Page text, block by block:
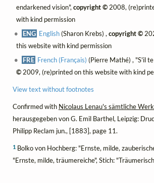
endarkened vision", copyright ©2008,
with kind permission
ENG English(Sharon Krebs) ,copyright ©
this website with kind permission
FRE French (Français) (Pierre Mathé) , "S'il
©2009, (re)printed on this website with kind
View text without footnotes
Confirmed with Nicolaus Lenau's sämtliche
herausgegeben von G. Emil Barthel, Leipzig:
Philipp Reclam jun., [1883], page 11.
1Bolko von Hochberg: "Ernste, milde,
"Ernste, milde, träumereiche", Stich: